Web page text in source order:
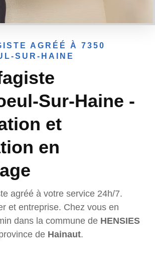
AGRÉÉ À 7350
SUR-HAINE
Sur-Haine -
et
en
agréé à votre service 24h/7.
et entreprise. Chez vous en
dans la commune de HENSIES
de Hainaut.